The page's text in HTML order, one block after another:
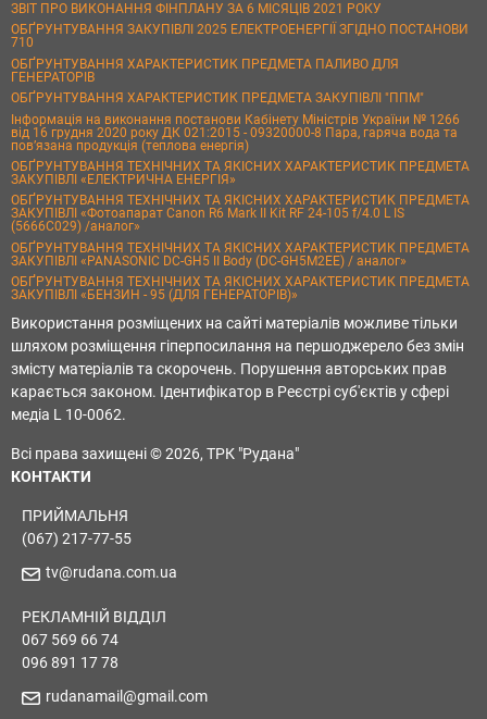
ЗВІТ ПРО ВИКОНАННЯ ФІНПЛАНУ ЗА 6 МІСЯЦІВ 2021 РОКУ
ОБҐРУНТУВАННЯ ЗАКУПІВЛІ 2025 ЕЛЕКТРОЕНЕРГІЇ ЗГІДНО ПОСТАНОВИ
710
ОБҐРУНТУВАННЯ ХАРАКТЕРИСТИК ПРЕДМЕТА ПАЛИВО ДЛЯ
ГЕНЕРАТОРІВ
ОБҐРУНТУВАННЯ ХАРАКТЕРИСТИК ПРЕДМЕТА ЗАКУПІВЛІ "ППМ"
Інформація на виконання постанови Кабінету Міністрів України № 1266
від 16 грудня 2020 року ДК 021:2015 - 09320000-8 Пара, гаряча вода та
пов’язана продукція (теплова енергія)
ОБҐРУНТУВАННЯ ТЕХНІЧНИХ ТА ЯКІСНИХ ХАРАКТЕРИСТИК ПРЕДМЕТА
ЗАКУПІВЛІ «ЕЛЕКТРИЧНА ЕНЕРГІЯ»
ОБҐРУНТУВАННЯ ТЕХНІЧНИХ ТА ЯКІСНИХ ХАРАКТЕРИСТИК ПРЕДМЕТА
ЗАКУПІВЛІ «Фотоапарат Canon R6 Mark II Kit RF 24-105 f/4.0 L IS
(5666C029) /аналог»
ОБҐРУНТУВАННЯ ТЕХНІЧНИХ ТА ЯКІСНИХ ХАРАКТЕРИСТИК ПРЕДМЕТА
ЗАКУПІВЛІ «PANASONIC DC-GH5 II Body (DC-GH5M2EE) / аналог»
ОБҐРУНТУВАННЯ ТЕХНІЧНИХ ТА ЯКІСНИХ ХАРАКТЕРИСТИК ПРЕДМЕТА
ЗАКУПІВЛІ «БЕНЗИН - 95 (ДЛЯ ГЕНЕРАТОРІВ)»
Використання розміщених на сайті матеріалів можливе тільки
шляхом розміщення гіперпосилання на першоджерело без змін
змісту матеріалів та скорочень. Порушення авторських прав
карається законом. Ідентифікатор в Реєстрі суб'єктів у сфері
медіа L 10-0062.
Всі права захищені © 2026, ТРК "Рудана"
КОНТАКТИ
ПРИЙМАЛЬНЯ
(067) 217-77-55
tv@rudana.com.ua
РЕКЛАМНІЙ ВІДДІЛ
067 569 66 74
096 891 17 78
rudanamail@gmail.com